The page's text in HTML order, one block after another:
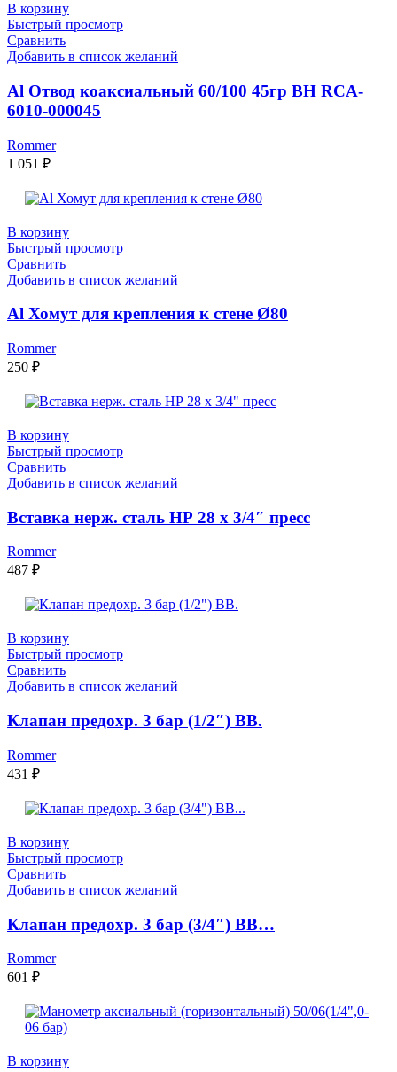
В корзину
Быстрый просмотр
Сравнить
Добавить в список желаний
Al Отвод коаксиальный 60/100 45гр ВН RCA-
6010-000045
Rommer
1 051 ₽
В корзину
Быстрый просмотр
Сравнить
Добавить в список желаний
Al Хомут для крепления к стене Ø80
Rommer
250 ₽
В корзину
Быстрый просмотр
Сравнить
Добавить в список желаний
Вставка нерж. сталь НР 28 х 3/4″ пресс
Rommer
487 ₽
В корзину
Быстрый просмотр
Сравнить
Добавить в список желаний
Клапан предохр. 3 бар (1/2″) ВВ.
Rommer
431 ₽
В корзину
Быстрый просмотр
Сравнить
Добавить в список желаний
Клапан предохр. 3 бар (3/4″) ВВ…
Rommer
601 ₽
В корзину